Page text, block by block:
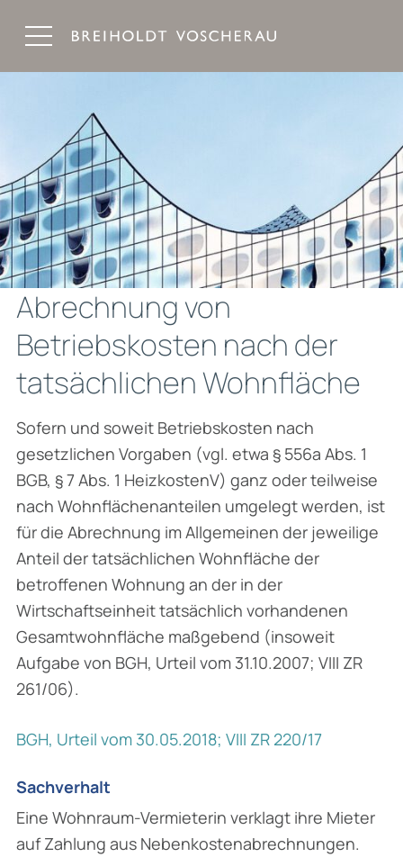
Abrechnung von
Betriebskosten nach der
tatsächlichen Wohnfläche
Sofern und soweit Betriebskosten nach
gesetzlichen Vorgaben (vgl. etwa § 556a Abs. 1
BGB, § 7 Abs. 1 HeizkostenV) ganz oder teilweise
nach Wohnflächenanteilen umgelegt werden, ist
für die Abrechnung im Allgemeinen der jeweilige
Anteil der tatsächlichen Wohnfläche der
betroffenen Wohnung an der in der
Wirtschaftseinheit tatsächlich vorhandenen
Gesamtwohnfläche maßgebend (insoweit
Aufgabe von BGH, Urteil vom 31.10.2007; VIII ZR
261/06).
BGH, Urteil vom 30.05.2018; VIII ZR 220/17
Sachverhalt
Eine Wohnraum-Vermieterin verklagt ihre Mieter
auf Zahlung aus Nebenkostenabrechnungen.